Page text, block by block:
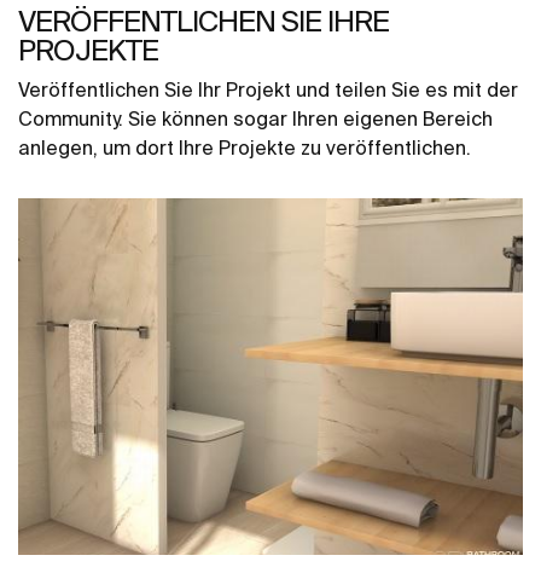
VERÖFFENTLICHEN SIE IHRE
PROJEKTE
Veröffentlichen Sie Ihr Projekt und teilen Sie es mit der
Community. Sie können sogar Ihren eigenen Bereich
anlegen, um dort Ihre Projekte zu veröffentlichen.